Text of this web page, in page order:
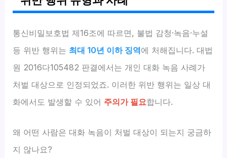
통신비밀보호법 제16조에 따르면, 불법 감청·녹음·누설
등 위반 행위는 최대 10년 이하 징역에 처해집니다. 대법
원 2016다105482 판결에서는 개인 대화 녹음 사례가
처벌 대상으로 인정되었죠. 이러한 위반 행위는 일상 대
화에서도 발생할 수 있어 주의가 필요합니다.
왜 어떤 사람은 대화 녹음이 처벌 대상이 되는지 궁금하
지 않나요?